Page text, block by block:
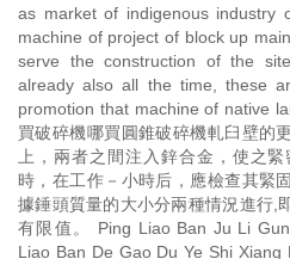
as market of indigenous industry
machine of project of block up
serve the construction of the
already also all the time, these
promotion that machine of native
買破碎機哪買圓錐破碎機軋臼壁的
上，兩者之間注入鋅合金，使之
時，在工作－小時后，應檢查其緊
據錘頭質量的大小分兩種情況進行,
有限值。 Ping Liao Ban Ju Li
Liao Ban De Gao Du Ye Shi